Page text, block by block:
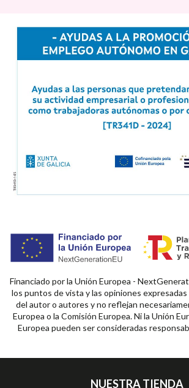
Financiado por la Unión Europea -
los puntos de vista y las opiniones
del autor o autores y no reflejan
Europea o la Comisión Europea. Ni la Unión
Europea pueden ser consideradas
NUESTRA TIENDA